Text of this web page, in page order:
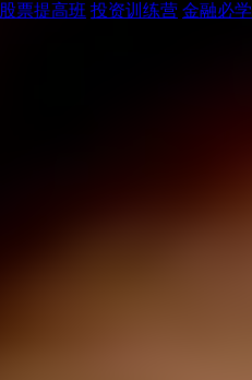
股票提高班 投资训练营 金融必学